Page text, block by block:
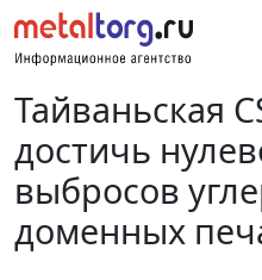
Тайваньская
достичь
выбросов
доменных